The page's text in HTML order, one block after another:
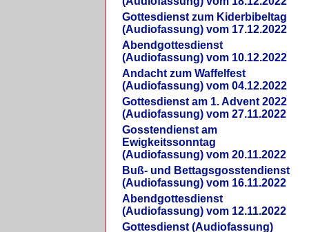
Gottesdienst zum Kiderbibeltag
(Audiofassung) vom 17.12.2022
Abendgottesdienst
(Audiofassung) vom 10.12.2022
Andacht zum Waffelfest
(Audiofassung) vom 04.12.2022
Gottesdienst am 1. Advent 2022
(Audiofassung) vom 27.11.2022
Gosstendienst am
Ewigkeitssonntag
(Audiofassung) vom 20.11.2022
Buß- und Bettagsgosstendienst
(Audiofassung) vom 16.11.2022
Abendgottesdienst
(Audiofassung) vom 12.11.2022
Gottesdienst (Audiofassung)